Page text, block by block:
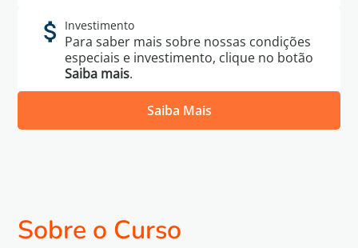
Investimento
Para saber mais sobre nossas condições
especiais e investimento, clique no botão
Saiba mais.
Saiba Mais
Voltar
Sobre o Curso